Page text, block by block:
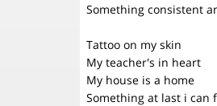
Something consistent
Tattoo on my skin
My teacher's in heart
My house is a home
Something at last i can